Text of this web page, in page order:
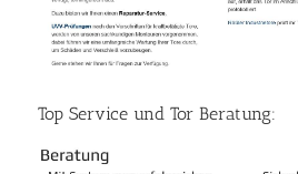
Top Service und Tor Beratung: